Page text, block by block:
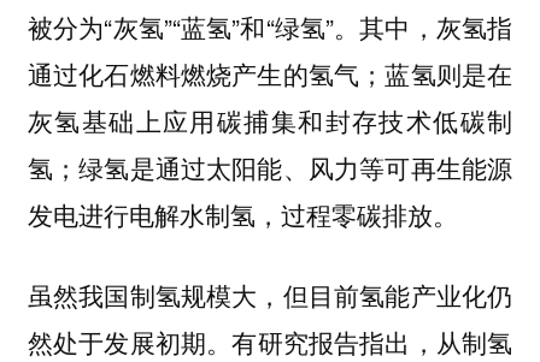
被分为“灰氢”“蓝氢”和“绿氢”。其中，灰氢指
通过化石燃料燃烧产生的氢气；蓝氢则是在
灰氢基础上应用碳捕集和封存技术低碳制
氢；绿氢是通过太阳能、风力等可再生能源
发电进行电解水制氢，过程零碳排放。
虽然我国制氢规模大，但目前氢能产业化仍
然处于发展初期。有研究报告指出，从制氢